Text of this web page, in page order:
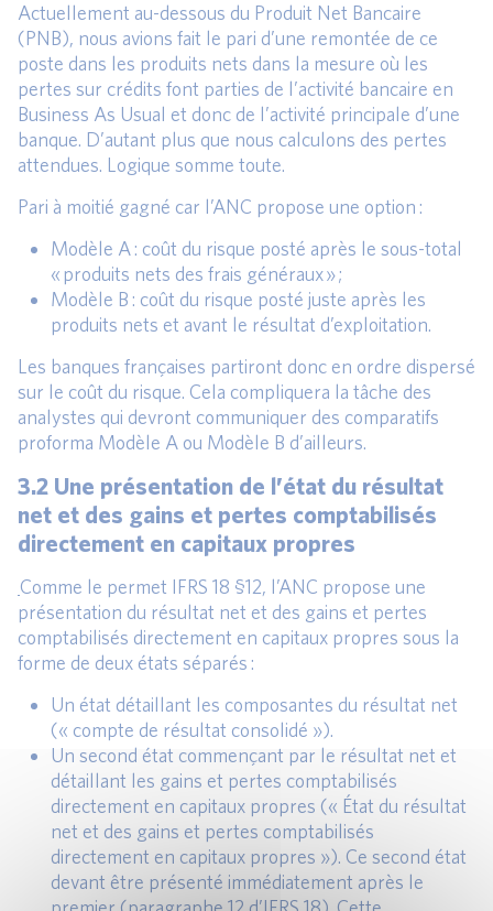
Actuellement au-dessous du Produit Net Bancaire
(PNB), nous avions fait le pari d’une remontée de ce
poste dans les produits nets dans la mesure où les
pertes sur crédits font parties de l’activité bancaire en
Business As Usual et donc de l’activité principale d’une
banque. D’autant plus que nous calculons des pertes
attendues. Logique somme toute.
Pari à moitié gagné car l’ANC propose une option :
Modèle A : coût du risque posté après le sous-total
« produits nets des frais généraux » ;
Modèle B : coût du risque posté juste après les
produits nets et avant le résultat d’exploitation.
Les banques françaises partiront donc en ordre dispersé
sur le coût du risque. Cela compliquera la tâche des
analystes qui devront communiquer des comparatifs
proforma Modèle A ou Modèle B d’ailleurs.
3.2 Une présentation de l’état du résultat
net et des gains et pertes comptabilisés
directement en capitaux propres
Comme le permet IFRS 18 §12, l’ANC propose une
présentation du résultat net et des gains et pertes
comptabilisés directement en capitaux propres sous la
forme de deux états séparés :
Un état détaillant les composantes du résultat net
(« compte de résultat consolidé »).
Un second état commençant par le résultat net et
détaillant les gains et pertes comptabilisés
directement en capitaux propres (« État du résultat
net et des gains et pertes comptabilisés
directement en capitaux propres »). Ce second état
devant être présenté immédiatement après le